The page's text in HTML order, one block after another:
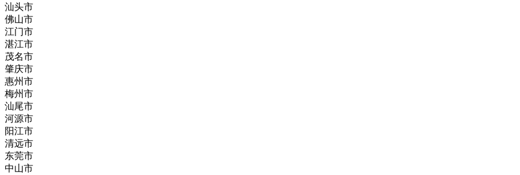
汕头市
佛山市
江门市
湛江市
茂名市
肇庆市
惠州市
梅州市
汕尾市
河源市
阳江市
清远市
东莞市
中山市